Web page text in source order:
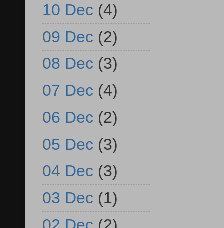
10 Dec (4)
09 Dec (2)
08 Dec (3)
07 Dec (4)
06 Dec (2)
05 Dec (3)
04 Dec (3)
03 Dec (1)